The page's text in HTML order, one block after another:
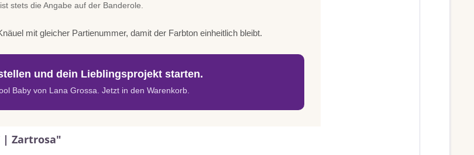
stets die Angabe auf der Banderole.
mit gleicher Partienummer, damit der Farbton einheitlich bleibt.
und dein Lieblingsprojekt starten.
Baby von Lana Grossa. Jetzt in den Warenkorb.
| Zartrosa"